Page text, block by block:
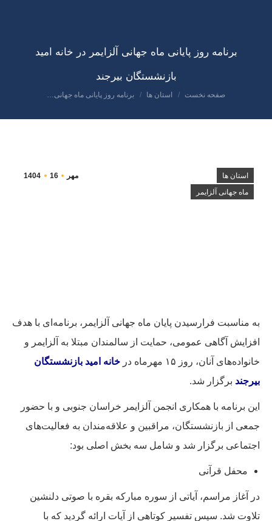
برنامه روز پایانی ماه جهانی آلزایمر در خانه امید
بازنشستگان بیرجند
مکان شما:
صفحه نخست استان ها برنامه روز پایانی ماه جهانی…
مهر 16
1404
استان ها
ماه جهانی آلزایمر
به مناسبت فرارسیدن پایان ماه جهانی آلزایمر، برنامه‌ای با هدف
افزایش آگاهی عمومی، حمایت از سالمندان مبتلا به آلزایمر و
خانواده‌های آنان، روز ۱۵ مهرماه در
خانه امید بازنشستگان
بیرجند برگزار شد.
این برنامه با همکاری انجمن آلزایمر خراسان جنوبی و با حضور
جمعی از بازنشستگان، مراقبین و علاقه‌مندان به فعالیت‌های
اجتماعی برگزار شد و شامل سه بخش اصلی بود:
محفل قرآنی
در آغاز مراسم، آیاتی از سوره مبارکه بقره با صوتی دلنشین
تلاوت شد. سپس تفسیر کوتاهی از آیات ارائه گردید که با